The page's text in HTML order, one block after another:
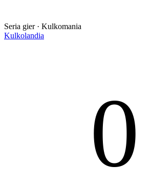
Seria gier · Kulkomania
Kulkolandia
0